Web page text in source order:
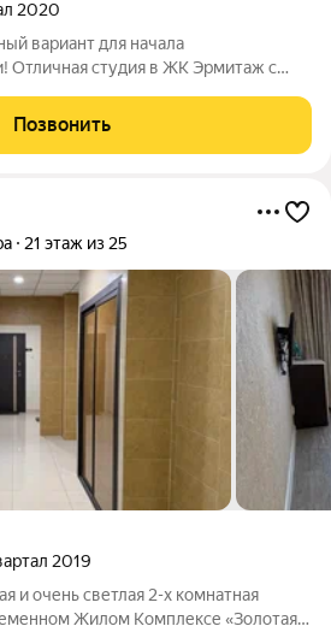
2020
вариант для начала
Отличная студия в ЖК Эрмитаж с
паркинг и уличная стоянка для
Позвонить
21 этаж из 25
2019
и очень светлая 2-х комнатная
Жилом Комплексе «Золотая